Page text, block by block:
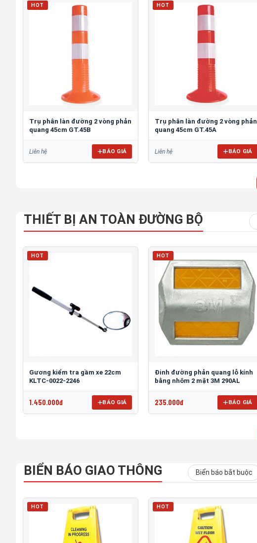
HOT
Trụ phân làn đường 2 vòng phản
quang 45cm GT.45B
Liên hệ BÁO GIÁ
HOT
Trụ phân làn đường 2 vòng phản
quang 45cm GT.45A
Liên hệ BÁO GIÁ
THIẾT BỊ AN TOÀN ĐƯỜNG BỘ
HOT
Gương kiểm tra gầm xe 22cm
KLTC-0022-2246
1.450.000đ BÁO GIÁ
HOT
Đinh đường phản quang lỗ kính
bằng nhôm 2 mặt 3M 290AL
235.000đ BÁO GIÁ
BIỂN BÁO GIAO THÔNG Biển báo bắt buộc
HOT HOT